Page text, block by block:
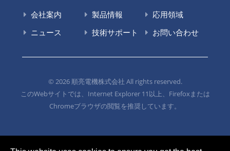
会社案内 製品情報
応用領域
ニュース
技術サポート お問い合わせ
© 2026 順亮電機株式会社 All rights reserved.
このWebサイトでは、Internet Explorer 11以上、Firefoxまたは
Chromeブラウザの閲覧を推奨しています。